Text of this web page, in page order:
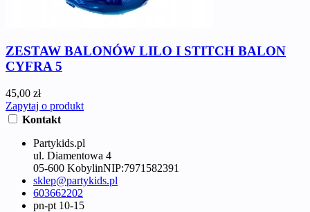
ZESTAW BALONÓW LILO I STITCH BALON
CYFRA 5
45,00 zł
Zapytaj o produkt
Kontakt
Partykids.pl
ul. Diamentowa 4
05-600 KobylinNIP:7971582391
sklep@partykids.pl
603662202
pn-pt 10-15